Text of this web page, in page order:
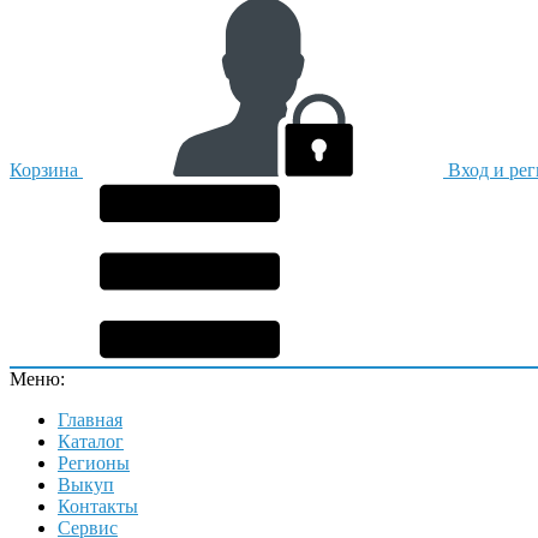
Корзина Вход и
Меню:
Главная
Каталог
Регионы
Выкуп
Контакты
Сервис